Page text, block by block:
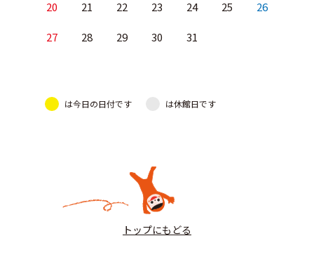
20 21 22 23 24 25 26
27 28 29 30 31
は今日の日付です は休館日です
トップにもどる